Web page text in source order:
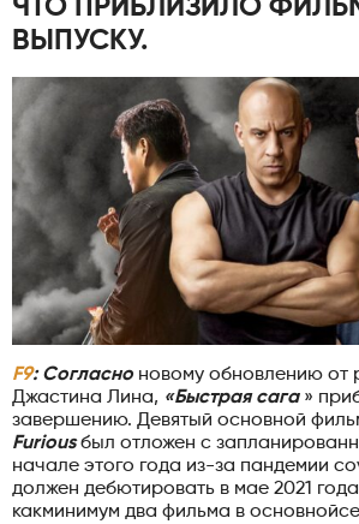
ЧТО ПРИБЛИЗИЛО
ВЫПУСКУ.
F9: Согласно новому обновлению от
Джастина Лина, «Быстрая сага»
завершению. Девятый основной
Furiousбыл отложен с
начале этого года из-за пандемии
должен дебютировать в мае 2021
какминимум два фильма в